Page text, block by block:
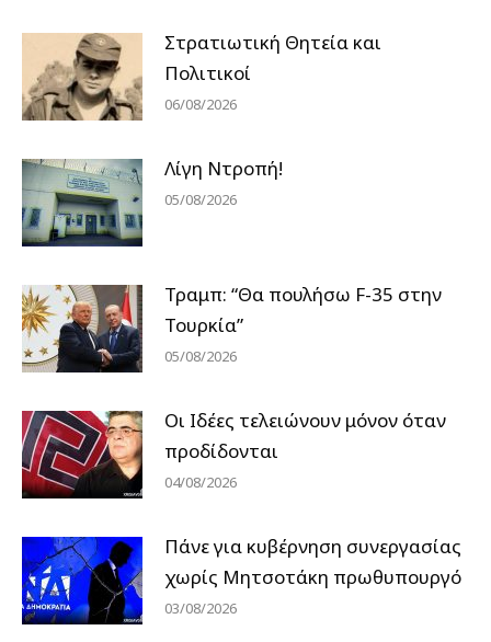
Στρατιωτική Θητεία και
Πολιτικοί
06/08/2026
Λίγη Ντροπή!
05/08/2026
Τραμπ: “Θα πουλήσω F-35 στην
Τουρκία”
05/08/2026
Οι Ιδέες τελειώνουν μόνον όταν
προδίδονται
04/08/2026
Πάνε για κυβέρνηση συνεργασίας
χωρίς Μητσοτάκη πρωθυπουργό
03/08/2026